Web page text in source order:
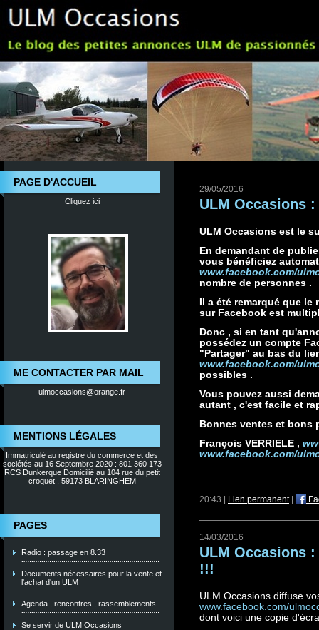
PAGE D'ACCUEIL
Cliquez ici
ME CONTACTER PAR MAIL
ulmoccasions@orange.fr
MENTIONS LÉGALES
Immatriculé au registre du commerce et des
sociétés au 16 Septembre 2020 : 801 360 173
RCS Dunkerque Domicilié au 104 rue du petit
croquet , 59173 BLARINGHEM
PAGES
Radio : passage en 8.33
Documents nécessaires pour la vente et
l'achat d'un ULM
Agenda , rencontres , rassemblements
Se servir de ULM Occasions
29/05/2016
ULM Occasions
ULM Occasions est le
En demandant de
vous bénéficiez
www.facebook.com/
nombre de personnes .
Il a été remarqué que
sur Facebook est
Donc , si en tant
possédez un compte
"Partager" au bas du
www.facebook.com/
possibles .
Vous pouvez aussi
autant , c'est facile et
Bonnes ventes et bons
François VERRIELE ,
www.facebook.com/
20:43 | Lien permanent|
14/03/2016
ULM Occasions
!!!
ULM Occasions diffuse
www.facebook.com/
dont voici une copie